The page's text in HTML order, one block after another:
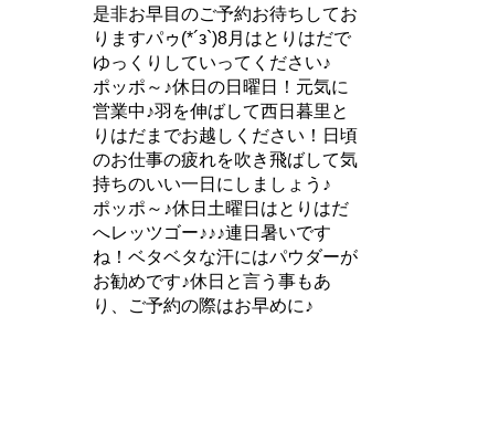
是非お早目のご予約お待ちしてお
りますパゥ(*´з`)8月はとりはだで
ゆっくりしていってください♪
ポッポ～♪休日の日曜日！元気に
営業中♪羽を伸ばして西日暮里と
りはだまでお越しください！日頃
のお仕事の疲れを吹き飛ばして気
持ちのいい一日にしましょう♪
ポッポ～♪休日土曜日はとりはだ
へレッツゴー♪♪♪連日暑いです
ね！ベタベタな汗にはパウダーが
お勧めです♪休日と言う事もあ
り、ご予約の際はお早めに♪